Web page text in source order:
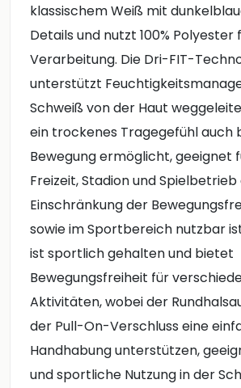
klassischem Weiß mit
Details und nutzt 100%
Verarbeitung. Die Dri-FIT-
unterstützt
Schweiß von der Haut
ein trockenes Tragegefühl auch
Bewegung ermöglicht, geeignet
Freizeit, Stadion und
Einschränkung der
sowie im Sportbereich nutzbar
ist sportlich gehalten und bietet
Bewegungsfreiheit für
Aktivitäten, wobei der
der Pull-On-Verschluss eine
Handhabung unterstützen,
und sportliche Nutzung in der